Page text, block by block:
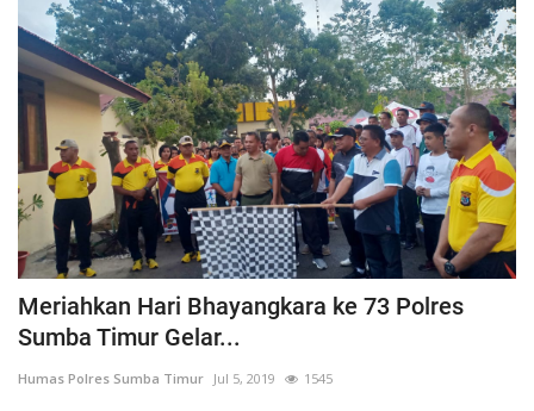
Meriahkan Hari Bhayangkara ke 73 Polres
Sumba Timur Gelar...
Humas Polres Sumba Timur Jul 5, 2019 1545